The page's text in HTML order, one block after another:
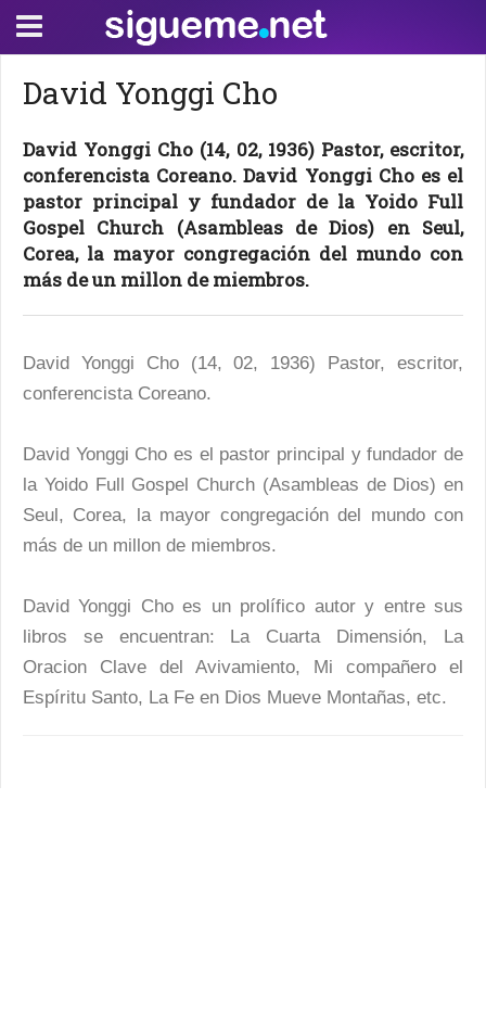
David Yonggi Cho
David Yonggi Cho (14, 02, 1936) Pastor, escritor,
conferencista Coreano. David Yonggi Cho es el
pastor principal y fundador de la Yoido Full
Gospel Church (Asambleas de Dios) en Seul,
Corea, la mayor congregación del mundo con
más de un millon de miembros.
David Yonggi Cho (14, 02, 1936) Pastor, escritor,
conferencista Coreano.
David Yonggi Cho es el pastor principal y fundador de
la Yoido Full Gospel Church (Asambleas de Dios) en
Seul, Corea, la mayor congregación del mundo con
más de un millon de miembros.
David Yonggi Cho es un prolífico autor y entre sus
libros se encuentran: La Cuarta Dimensión, La
Oracion Clave del Avivamiento, Mi compañero el
Espíritu Santo, La Fe en Dios Mueve Montañas, etc.